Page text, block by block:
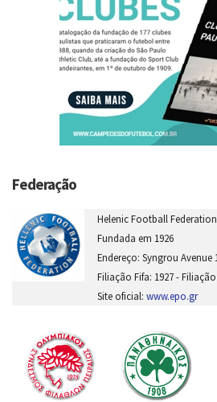
Federação
Helenic Football Federation
Fundada em 1926
Endereço: Syngrou Avenue
Filiação Fifa: 1927 - Filiação
Site oficial: www.epo.gr